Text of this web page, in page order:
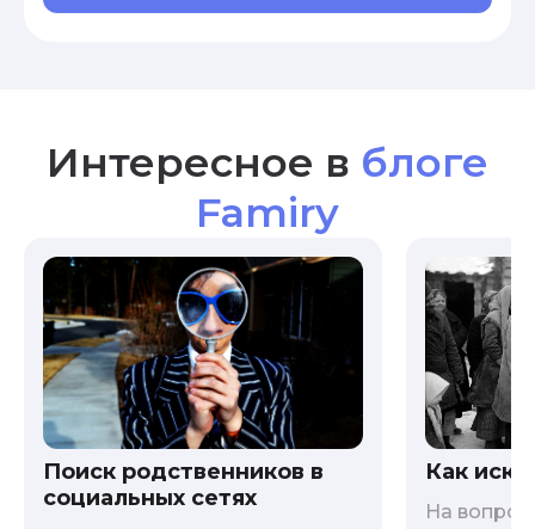
Интересное в блоге
Famiry
Поиск родственников в
социальных сетях
Как
На вопрос